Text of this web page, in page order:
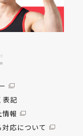
表記
報
応について